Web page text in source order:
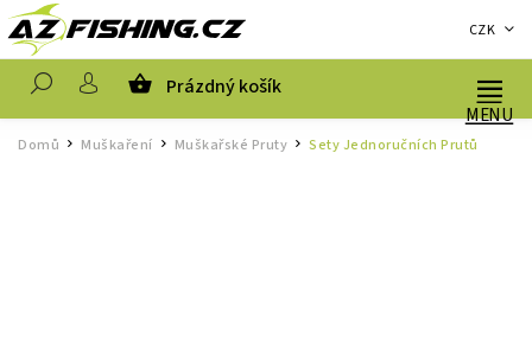
CZK
Prázdný košík
Domů / Muškaření Muškařské Pruty / Sety Jednoručních Prutů